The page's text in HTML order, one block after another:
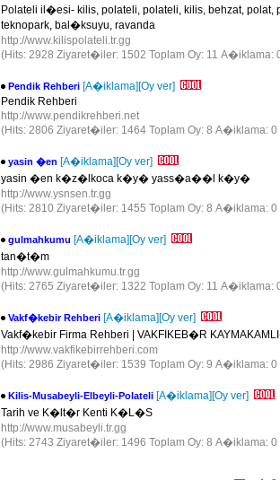
Polateli il�esi- kilis, polateli, polateli, kilis, behzat,
teknopark, bal�ksuyu, ravanda
http://www.kilispolateli.tr.gg
(Hits: 2928 Ziyaret�iler: 1502 Toplam Oy: 11 A�iklama:
Pendik Rehberi [A�iklama][Oy ver]
Pendik Rehberi
http://www.pendikrehberi.net
(Hits: 2806 Ziyaret�iler: 1464 Toplam Oy: 8 A�iklama:
yasin �en [A�iklama][Oy ver]
yasin �en k�z�lkoca k�y� yass�a��l k�y�
http://www.ysnsen.tr.gg
(Hits: 2810 Ziyaret�iler: 1455 Toplam Oy: 8 A�iklama:
gulmahkumu [A�iklama][Oy ver]
tan�t�m
http://www.gulmahkumu.tr.gg
(Hits: 2765 Ziyaret�iler: 1322 Toplam Oy: 11 A�iklama:
Vakf�kebir Rehberi [A�iklama][Oy ver]
Vakf�kebir Firma Rehberi | VAKFIKEB�R
http://www.vakfikebirrehberi.com
(Hits: 2986 Ziyaret�iler: 1539 Toplam Oy: 9 A�iklama:
Kilis-Musabeyli-Elbeyli-Polateli [A�iklama][Oy ver]
Tarih ve K�lt�r Kenti K�L�S
http://www.musabeyli.tr.gg
(Hits: 2743 Ziyaret�iler: 1496 Toplam Oy: 8 A�iklama: